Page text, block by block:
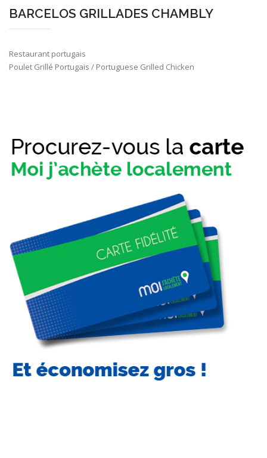
BARCELOS GRILLADES CHAMBLY
Restaurant portugais
Poulet Grillé Portugais / Portuguese Grilled Chicken